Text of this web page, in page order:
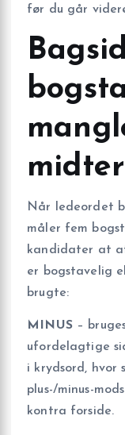
før du går
Når ledeordet
måler fem
kandidater at
er bogstavelig
brugte:
MINUS–
ufordelagtige
i krydsord, hvor
plus-/minus-
kontra forside.